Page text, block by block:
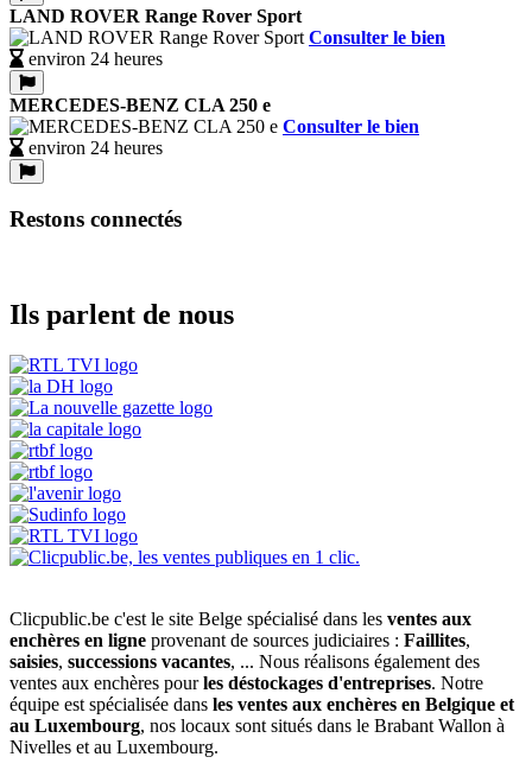
LAND ROVER Range Rover Sport
Consulter le bien
environ 24 heures
MERCEDES-BENZ CLA 250 e
Consulter le bien
environ 24 heures
Restons connectés
Ils parlent de nous
Clicpublic.be c'est le site Belge spécialisé dans les ventes aux
enchères en ligne provenant de sources judiciaires : Faillites,
saisies, successions vacantes, ... Nous réalisons également des
ventes aux enchères pourles déstockages d'entreprises. Notre
équipe est spécialisée dans les ventes aux enchères en Belgique et
au Luxembourg, nos locaux sont situés dans le Brabant Wallon à
Nivelles et au Luxembourg.